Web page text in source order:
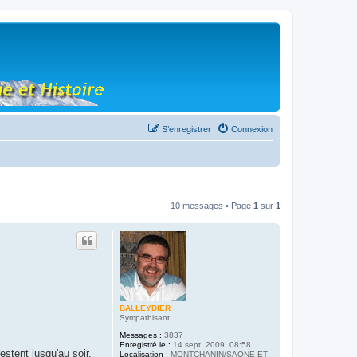
Connexion
S’enregistrer
10 messages • Page 1 sur 1
BALLEYDIER
Sympathisant
Messages : 3837
Enregistré le : 14 sept. 2009, 08:58
Localisation : MONTCHANIN/SAONE ET
jusqu'au soir,